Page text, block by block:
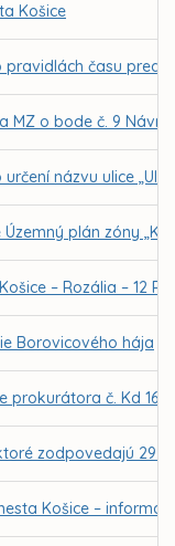
Košice
pravidlách času
MZ o bode č. 9
názvu ulice
plán zóny
– Rozália – 12
Borovicového hája
prokurátora č. Kd
zodpovedajú 29
Košice –